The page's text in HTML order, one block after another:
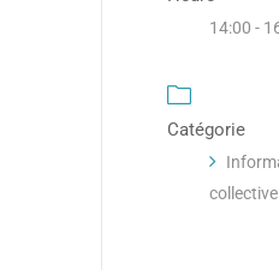
14:00 -
Catégorie
collective